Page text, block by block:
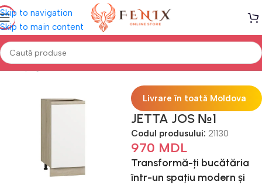
Skip to navigation
Skip to main content
Prima pagină Mobilă BUCĂTĂRIE Bucătării modulare
Livrare în toată Moldova
JETTA JOS №1
Codul produsului: 21130
970 MDL
Transformă-ți bucătăria
într-un spațiu modern și